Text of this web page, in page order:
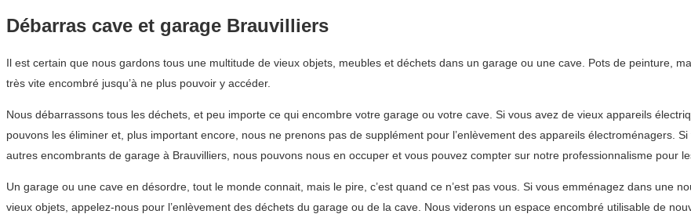
Débarras cave et garage Brauvilliers
Il est certain que nous gardons tous une multitude de vieux objets, meubles et déchets dans un garage ou une cave. Pots de peinture,
très vite encombré jusqu’à ne plus pouvoir y accéder.
Nous débarrassons tous les déchets, et peu importe ce qui encombre votre garage ou votre cave. Si vous avez de vieux appareils
pouvons les éliminer et, plus important encore, nous ne prenons pas de supplément pour l’enlèvement des appareils électroménagers.
autres encombrants de garage à Brauvilliers, nous pouvons nous en occuper et vous pouvez compter sur notre professionnalisme pour
Un garage ou une cave en désordre, tout le monde connait, mais le pire, c’est quand ce n’est pas vous. Si vous emménagez dans une
vieux objets, appelez-nous pour l’enlèvement des déchets du garage ou de la cave. Nous viderons un espace encombré utilisable de